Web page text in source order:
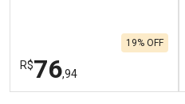
R$76,94
19% OFF